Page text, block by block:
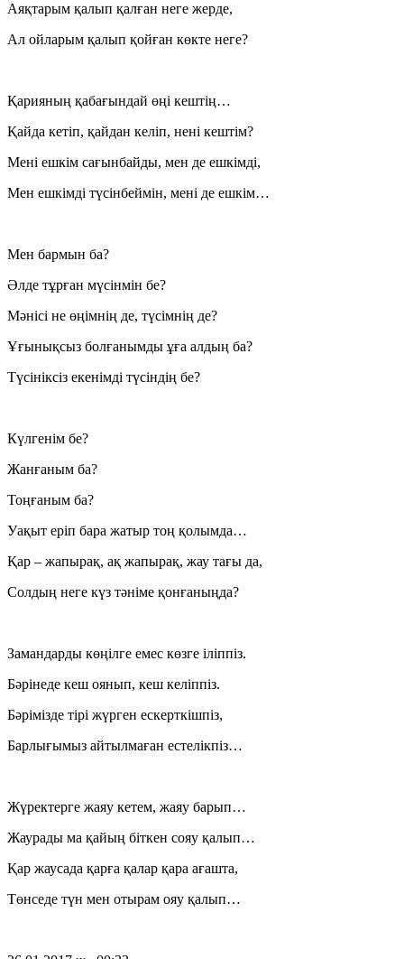
Аяқтарым қалып қалған неге жерде,
Ал ойларым қалып қойған көкте неге?
Қарияның қабағындай өңі кештің…
Қайда кетіп, қайдан келіп, нені кештім?
Мені ешкім сағынбайды, мен де ешкімді,
Мен ешкімді түсінбеймін, мені де ешкім…
Мен бармын ба?
Әлде тұрған мүсінмін бе?
Мәнісі не өңімнің де, түсімнің де?
Ұғынықсыз болғанымды ұға алдың ба?
Түсініксіз екенімді түсіндің бе?
Күлгенім бе?
Жанғаным ба?
Тоңғаным ба?
Уақыт еріп бара жатыр тоң қолымда…
Қар – жапырақ, ақ жапырақ, жау тағы да,
Солдың неге күз тәніме қонғаныңда?
Замандарды көңілге емес көзге іліппіз.
Бәрінеде кеш оянып, кеш келіппіз.
Бәрімізде тірі жүрген ескерткішпіз,
Барлығымыз айтылмаған естелікпіз…
Жүректерге жаяу кетем, жаяу барып…
Жаурады ма қайың біткен сояу қалып…
Қар жаусада қарға қалар қара ағашта,
Төнседе түн мен отырам ояу қалып…